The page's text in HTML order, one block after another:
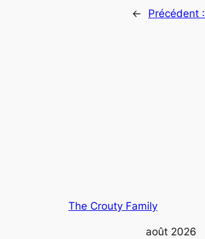
← Précédent :
The Crouty Family
août 2026